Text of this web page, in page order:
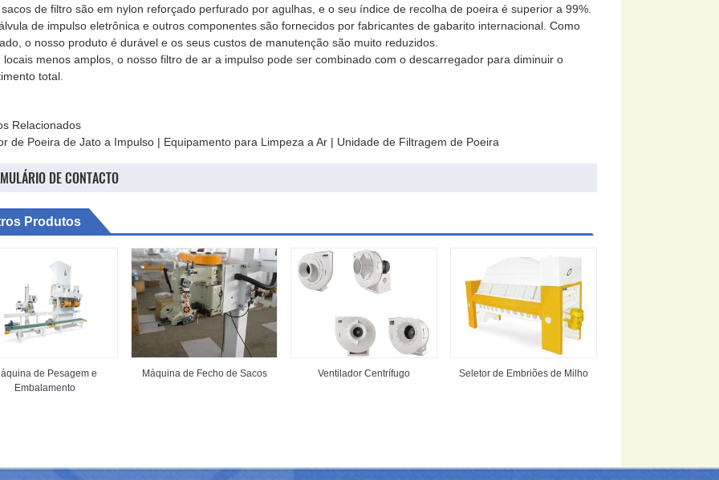
de filtro são em nylon reforçado perfurado por agulhas, e o seu índice de recolha de poeira é superior a 99%.
de impulso eletrônica e outros componentes são fornecidos por fabricantes de gabarito internacional. Como
o nosso produto é durável e os seus custos de manutenção são muito reduzidos.
locais menos amplos, o nosso filtro de ar a impulso pode ser combinado com o descarregador para diminuir o
total.
Relacionados
de Poeira de Jato a Impulso | Equipamento para Limpeza a Ar | Unidade de Filtragem de Poeira
DE CONTACTO
Produtos
de Pesagem e
Embalamento
Máquina de Fecho de Sacos Ventilador Centrífugo Seletor de Embriões de Milho